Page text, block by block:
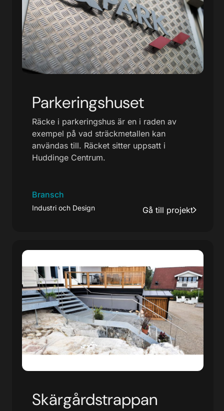
Parkeringshuset
Räcke i parkeringshus är en i raden av
exempel på vad sträckmetallen kan
användas till. Räcket sitter uppsatt i
Huddinge Centrum.
Bransch
Industri och Design Gå till projekt
Skärgårdstrappan